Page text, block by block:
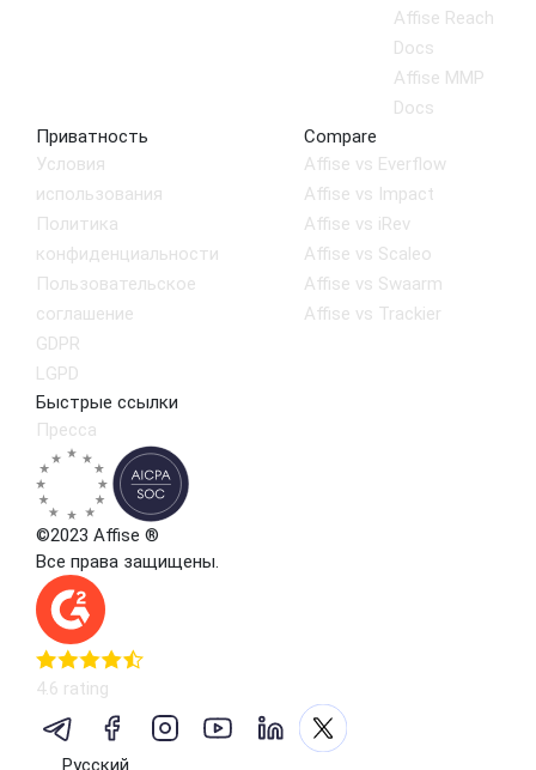
Affise Reach
Docs
Affise MMP
Docs
Приватность
Условия
использования
Политика
конфиденциальности
Пользовательское
соглашение
GDPR
LGPD
Compare
Affise vs Everflow
Affise vs Impact
Affise vs iRev
Affise vs Scaleo
Affise vs Swaarm
Affise vs Trackier
Быстрые ссылки
Пресса
©2023 Affise ®
Все права защищены.
4.6 rating
Русский